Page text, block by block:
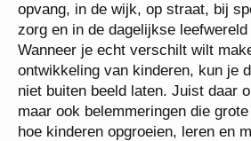
opvang, in de wijk, op straat, bij
zorg en in de dagelijkse
Wanneer je echt verschilt wilt
ontwikkeling van kinderen, kun je
niet buiten beeld laten. Juist daar
maar ook belemmeringen die
hoe kinderen opgroeien, leren en